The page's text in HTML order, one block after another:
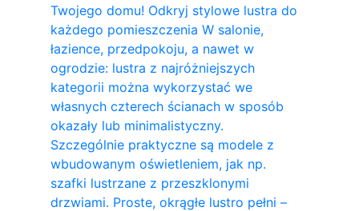
Twojego domu! Odkryj stylowe lustra do
każdego pomieszczenia W salonie,
łazience, przedpokoju, a nawet w
ogrodzie: lustra z najróżniejszych
kategorii można wykorzystać we
własnych czterech ścianach w sposób
okazały lub minimalistyczny.
Szczególnie praktyczne są modele z
wbudowanym oświetleniem, jak np.
szafki lustrzane z przeszklonymi
drzwiami. Proste, okrągłe lustro pełni –